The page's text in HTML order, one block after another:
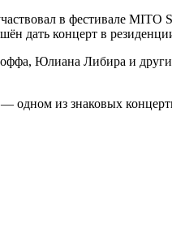
в фестивале
дать концерт в
Юлиана Либира и
одном из знаковых